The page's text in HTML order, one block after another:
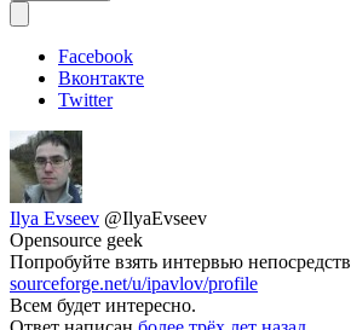
Facebook
Вконтакте
Twitter
Ilya Evseev @IlyaEvseev
Opensource geek
Попробуйте взять интервью
sourceforge.net/u/ipavlov/profile
Всем будет интересно.